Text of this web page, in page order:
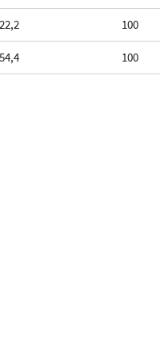
22,2 100
54,4 100